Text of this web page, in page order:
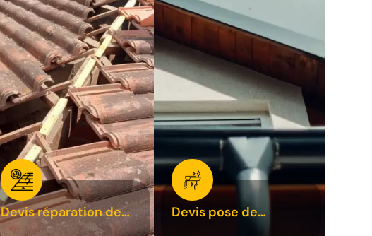
Devis réparation de
toiture 31
Devis pose de